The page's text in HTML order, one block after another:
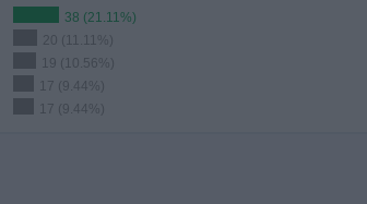
38 (21.11%)
20 (11.11%)
19 (10.56%)
17 (9.44%)
17 (9.44%)